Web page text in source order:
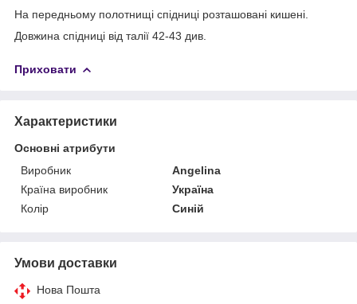
На передньому полотнищі спідниці розташовані кишені.
Довжина спідниці від талії 42-43 див.
Приховати
Характеристики
Основні атрибути
Виробник
Angelina
Країна виробник
Україна
Колір
Синій
Умови доставки
Нова Пошта